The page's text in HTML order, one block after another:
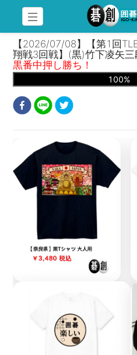
【2026/07/08】【第1回
翔戦3回戦】(黒)竹下凌矢
黒番中押し勝ち！
100%